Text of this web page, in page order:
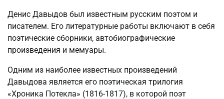
Денис Давыдов был известным русским поэтом и
писателем. Его литературные работы включают в себя
поэтические сборники, автобиографические
произведения и мемуары.
Одним из наиболее известных произведений
Давыдова является его поэтическая трилогия
«Хроника Потекла» (1816-1817), в которой поэт